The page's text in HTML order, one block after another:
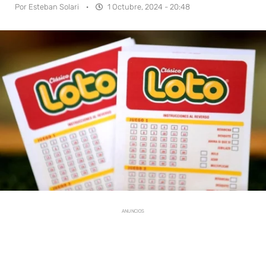
Por Esteban Solari · 1 Octubre, 2024 - 20:48
ANUNCIOS